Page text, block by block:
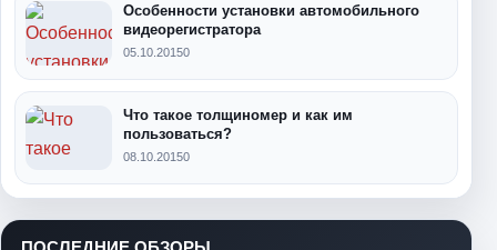
Особенности установки автомобильного
видеорегистратора
05.10.20150
Что такое толщиномер и как им
пользоваться?
08.10.20150